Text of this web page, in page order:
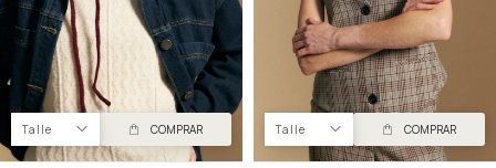
Talle COMPRAR Talle COMPRAR